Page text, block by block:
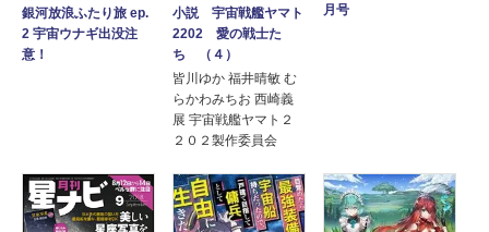
銀河放浪ふたり旅 ep.
2 宇宙ウナギ出没注
意！
小説 宇宙戦艦ヤマト
2202 愛の戦士た
ち （４）
皆川ゆか 福井晴敏 む
らかわみちお 西崎義
展 宇宙戦艦ヤマト２
２０２製作委員会
月号